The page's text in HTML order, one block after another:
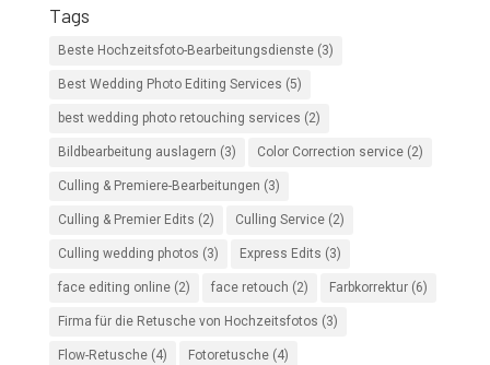
Tags
Beste Hochzeitsfoto-Bearbeitungsdienste(3)
Best Wedding Photo Editing Services (5)
best wedding photo retouching services (2)
Bildbearbeitung auslagern (3) Color Correction service(2)
Culling & Premiere-Bearbeitungen (3)
Culling & Premier Edits (2) Culling Service(2)
Culling wedding photos (3) Express Edits (3)
face editing online(2) face retouch (2) Farbkorrektur(6)
Firma für die Retusche von Hochzeitsfotos (3)
Flow-Retusche(4) Fotoretusche(4)